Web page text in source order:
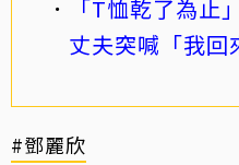
「T恤乾了為止
丈夫突喊「我回
#鄧麗欣